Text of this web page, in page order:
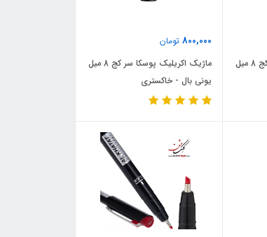
ماژیک اکریلیک پوسکا سر کج 8 میل
800,000 تومان
ماژیک اکریلیک پوسکا سر کج 8 میل
یونی بال - خاکستری